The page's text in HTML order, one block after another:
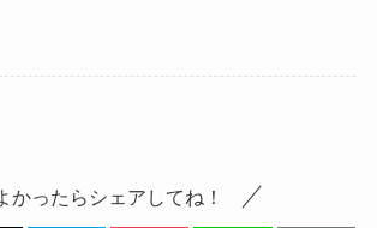
かったらシェアしてね！